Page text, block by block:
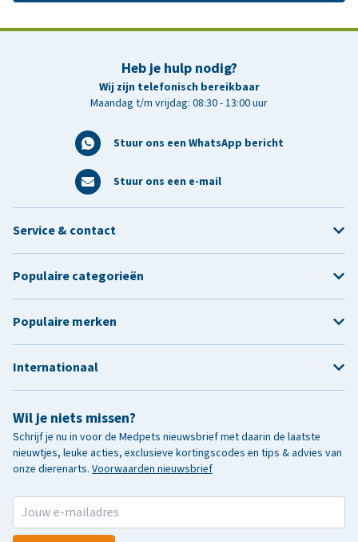
Heb je hulp nodig?
Wij zijn telefonisch bereikbaar
Maandag t/m vrijdag: 08:30 - 13:00 uur
Stuur ons een WhatsApp bericht
Stuur ons een e-mail
Wil je niets missen?
Schrijf je nu in voor de Medpets nieuwsbrief met daarin de laatste
nieuwtjes, leuke acties, exclusieve kortingscodes en tips & advies van
onze dierenarts. Voorwaarden nieuwsbrief
Service & contact
Populaire categorieën
Populaire merken
Internationaal